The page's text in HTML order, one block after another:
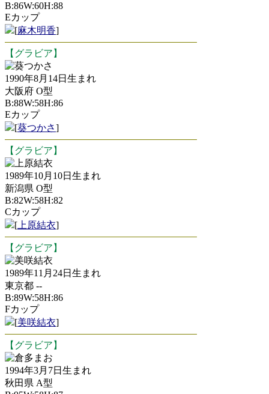
B:86W:60H:88
Eカップ
[麻木明香]
【グラビア】
葵つかさ
1990年8月14日生まれ
大阪府 O型
B:88W:58H:86
Eカップ
[葵つかさ]
【グラビア】
上原結衣
1989年10月10日生まれ
新潟県 O型
B:82W:58H:82
Cカップ
[ 上原結衣]
【グラビア】
美咲結衣
1989年11月24日生まれ
東京都 --
B:89W:58H:86
Fカップ
[美咲結衣]
【グラビア】
倉多まお
1994年3月7日生まれ
秋田県 A型